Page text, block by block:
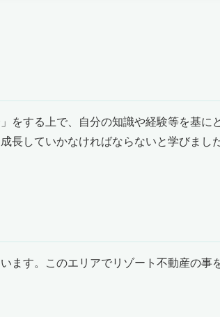
をする上で、自分の知識や経験等を基に
長していかなければならないと学びました
ます。このエリアでリゾート不動産の事